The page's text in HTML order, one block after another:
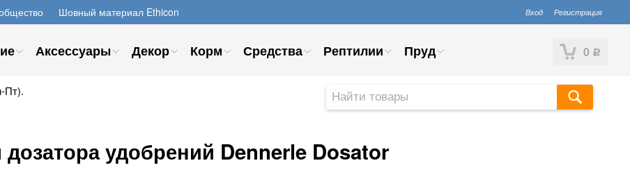
Шовный материал Ethicon Вход Регистрация
0 Р
Аксессуары Декор Корм Средства Рептилии Пруд
Пт).
удобрений Dennerle Dosator